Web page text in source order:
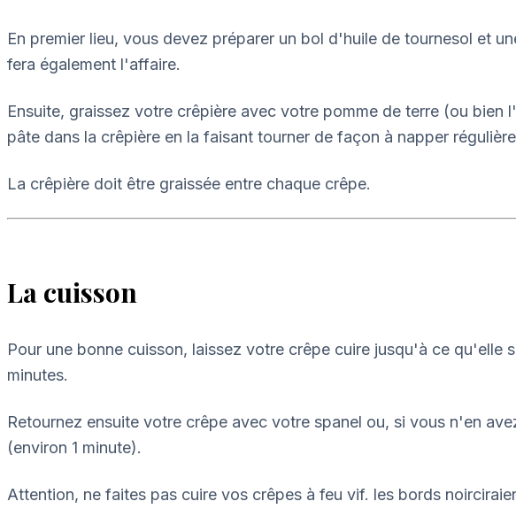
En premier lieu, vous devez préparer un bol d'huile de tournesol et
fera également l'affaire.
Ensuite, graissez votre crêpière avec votre pomme de terre (ou
pâte dans la crêpière en la faisant tourner de façon à napper
La crêpière doit être graissée entre chaque crêpe.
La cuisson
Pour une bonne cuisson, laissez votre crêpe cuire jusqu'à ce qu'elle
minutes.
Retournez ensuite votre crêpe avec votre spanel ou, si vous n'en
(environ 1 minute).
Attention, ne faites pas cuire vos crêpes à feu vif. les bords